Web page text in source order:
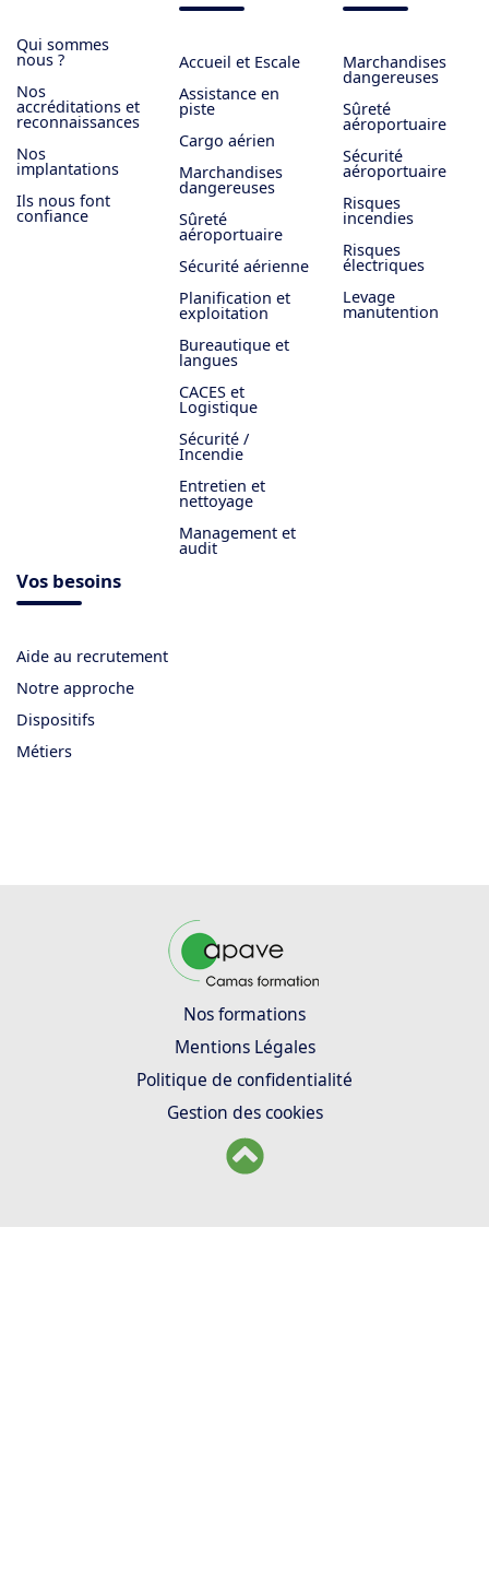
Qui sommes
nous ?
Nos
accréditations et
reconnaissances
Nos
implantations
Ils nous font
confiance
Accueil et Escale
Assistance en
piste
Cargo aérien
Marchandises
dangereuses
Sûreté
aéroportuaire
Sécurité aérienne
Planification et
exploitation
Bureautique et
langues
CACES et
Logistique
Sécurité /
Incendie
Entretien et
nettoyage
Management et
audit
Marchandises
dangereuses
Sûreté
aéroportuaire
Sécurité
aéroportuaire
Risques
incendies
Risques
électriques
Levage
manutention
Vos besoins
Aide au recrutement
Notre approche
Dispositifs
Métiers
Nos formations
Mentions Légales
Politique de confidentialité
Gestion des cookies